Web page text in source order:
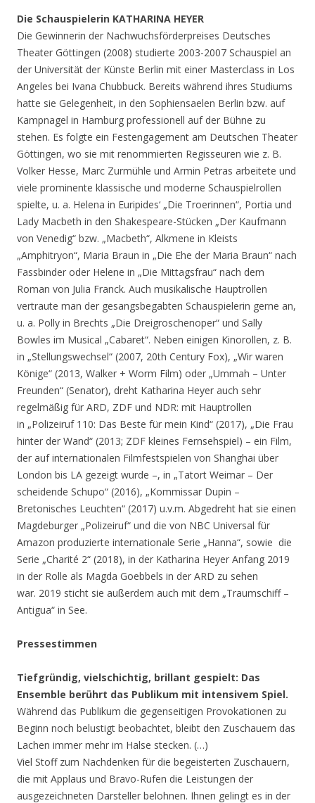
Die Schauspielerin KATHARINA HEYER
Die Gewinnerin der Nachwuchsförderpreises Deutsches
Theater Göttingen (2008) studierte 2003-2007 Schauspiel an
der Universität der Künste Berlin mit einer Masterclass in Los
Angeles bei Ivana Chubbuck. Bereits während ihres Studiums
hatte sie Gelegenheit, in den Sophiensaelen Berlin bzw. auf
Kampnagel in Hamburg professionell auf der Bühne zu
stehen. Es folgte ein Festengagement am Deutschen Theater
Göttingen, wo sie mit renommierten Regisseuren wie z. B.
Volker Hesse, Marc Zurmühle und Armin Petras arbeitete und
viele prominente klassische und moderne Schauspielrollen
spielte, u. a. Helena in Euripides‘ „Die Troerinnen“, Portia und
Lady Macbeth in den Shakespeare-Stücken „Der Kaufmann
von Venedig“ bzw. „Macbeth“, Alkmene in Kleists
„Amphitryon“, Maria Braun in „Die Ehe der Maria Braun“ nach
Fassbinder oder Helene in „Die Mittagsfrau“ nach dem
Roman von Julia Franck. Auch musikalische Hauptrollen
vertraute man der gesangsbegabten Schauspielerin gerne an,
u. a. Polly in Brechts „Die Dreigroschenoper“ und Sally
Bowles im Musical „Cabaret“. Neben einigen Kinorollen, z. B.
in „Stellungswechsel“ (2007, 20th Century Fox), „Wir waren
Könige“ (2013, Walker + Worm Film) oder „Ummah – Unter
Freunden“ (Senator), dreht Katharina Heyer auch sehr
regelmäßig für ARD, ZDF und NDR: mit Hauptrollen
in „Polizeiruf 110: Das Beste für mein Kind“ (2017), „Die Frau
hinter der Wand“ (2013; ZDF kleines Fernsehspiel) – ein Film,
der auf internationalen Filmfestspielen von Shanghai über
London bis LA gezeigt wurde –, in „Tatort Weimar – Der
scheidende Schupo“ (2016), „Kommissar Dupin –
Bretonisches Leuchten“ (2017) u.v.m. Abgedreht hat sie einen
Magdeburger „Polizeiruf“ und die von NBC Universal für
Amazon produzierte internationale Serie „Hanna“, sowie die
Serie „Charité 2“ (2018), in der Katharina Heyer Anfang 2019
in der Rolle als Magda Goebbels in der ARD zu sehen
war. 2019 sticht sie außerdem auch mit dem „Traumschiff –
Antigua“ in See.
Pressestimmen
Tiefgründig, vielschichtig, brillant gespielt: Das
Ensemble berührt das Publikum mit intensivem Spiel.
Während das Publikum die gegenseitigen Provokationen zu
Beginn noch belustigt beobachtet, bleibt den Zuschauern das
Lachen immer mehr im Halse stecken. (…)
Viel Stoff zum Nachdenken für die begeisterten Zuschauern,
die mit Applaus und Bravo-Rufen die Leistungen der
ausgezeichneten Darsteller belohnen. Ihnen gelingt es in der